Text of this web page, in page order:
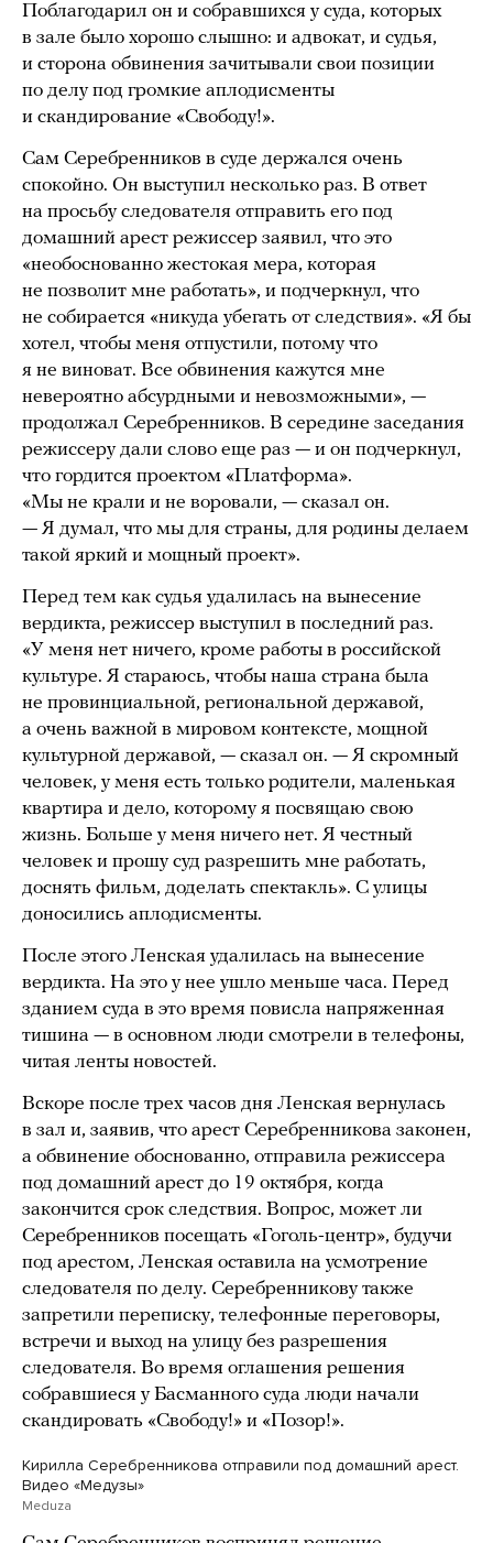
Поблагодарил он и собравшихся у суда, которых
в зале было хорошо слышно: и адвокат, и судья,
и сторона обвинения зачитывали свои позиции
по делу под громкие аплодисменты
и скандирование «Свободу!».
Сам Серебренников в суде держался очень
спокойно. Он выступил несколько раз. В ответ
на просьбу следователя отправить его под
домашний арест режиссер заявил, что это
«необоснованно жестокая мера, которая
не позволит мне работать», и подчеркнул, что
не собирается «никуда убегать от следствия». «Я бы
хотел, чтобы меня отпустили, потому что
я не виноват. Все обвинения кажутся мне
невероятно абсурдными и невозможными», —
продолжал Серебренников. В середине заседания
режиссеру дали слово еще раз — и он подчеркнул,
что гордится проектом «Платформа».
«Мы не крали и не воровали, — сказал он.
— Я думал, что мы для страны, для родины делаем
такой яркий и мощный проект».
Перед тем как судья удалилась на вынесение
вердикта, режиссер выступил в последний раз.
«У меня нет ничего, кроме работы в российской
культуре. Я стараюсь, чтобы наша страна была
не провинциальной, региональной державой,
а очень важной в мировом контексте, мощной
культурной державой, — сказал он. — Я скромный
человек, у меня есть только родители, маленькая
квартира и дело, которому я посвящаю свою
жизнь. Больше у меня ничего нет. Я честный
человек и прошу суд разрешить мне работать,
доснять фильм, доделать спектакль». С улицы
доносились аплодисменты.
После этого Ленская удалилась на вынесение
вердикта. На это у нее ушло меньше часа. Перед
зданием суда в это время повисла напряженная
тишина — в основном люди смотрели в телефоны,
читая ленты новостей.
Вскоре после трех часов дня Ленская вернулась
в зал и, заявив, что арест Серебренникова законен,
а обвинение обоснованно, отправила режиссера
под домашний арест до 19 октября, когда
закончится срок следствия. Вопрос, может ли
Серебренников посещать «Гоголь-центр», будучи
под арестом, Ленская оставила на усмотрение
следователя по делу. Серебренникову также
запретили переписку, телефонные переговоры,
встречи и выход на улицу без разрешения
следователя. Во время оглашения решения
собравшиеся у Басманного суда люди начали
скандировать «Свободу!» и «Позор!».
Кирилла Серебренникова отправили под домашний арест.
Видео «Медузы»
Meduza